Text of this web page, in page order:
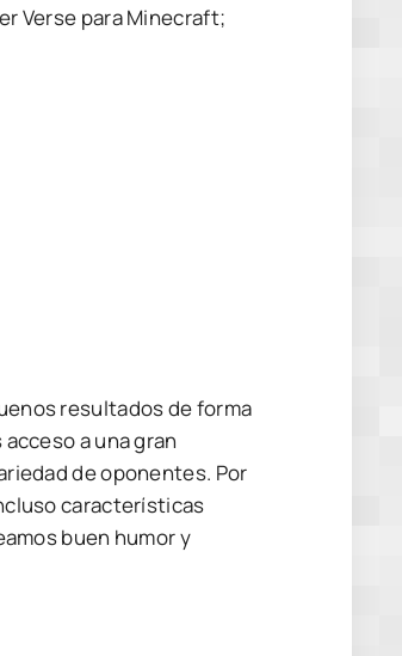
Verse para Minecraft;
resultados de forma
a una gran
de oponentes. Por
características
buen humor y